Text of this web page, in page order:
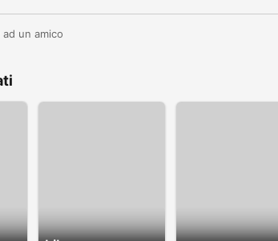
ad un amico